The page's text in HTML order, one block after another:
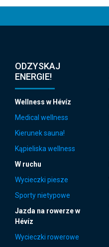
ODZYSKAJ
ENERGIE!
Wellness w Hévíz
Medical wellness
Kierunek sauna!
Kąpieliska wellness
W ruchu
Wycieczki piesze
Sporty nietypowe
Jazda na rowerze w
Hévíz
Wycieczki rowerowe